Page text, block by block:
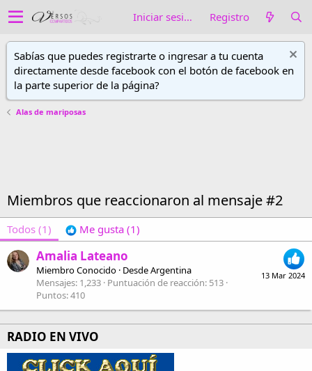
Iniciar sesión Registro
Sabías que puedes registrarte o ingresar a tu cuenta
directamente desde facebook con el botón de facebook en
la parte superior de la página?
Alas de mariposas
Miembros que reaccionaron al mensaje #2
Todos (1) Me gusta (1)
13 Mar 2024
Amalia Lateano
Miembro Conocido · DesdeArgentina
Mensajes 1,233 Puntuación de reacción 513
Puntos 410
RADIO EN VIVO